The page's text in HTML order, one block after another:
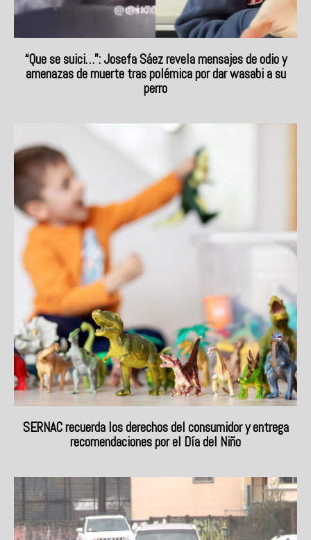
“Que se suici…”: Josefa Sáez revela mensajes de odio y
amenazas de muerte tras polémica por dar wasabi a su
perro
SERNAC recuerda los derechos del consumidor y entrega
recomendaciones por el Día del Niño